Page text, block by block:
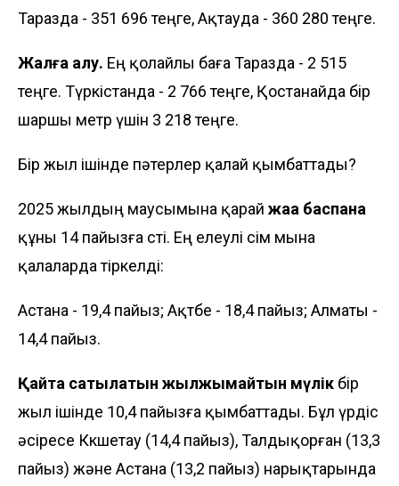
Таразда - 351 696 теңге, Ақтауда - 360 280 теңге.
Жалға алу. Ең қолайлы баға Таразда - 2 515
теңге. Түркістанда - 2 766 теңге, Қостанайда бір
шаршы метр үшін 3 218 теңге.
Бір жыл ішінде пәтерлер қалай қымбаттады?
2025 жылдың маусымына қарай жаңа баспана
құны 14 пайызға өсті. Ең елеулі өсім мына
қалаларда тіркелді:
Астана - 19,4 пайыз; Ақтөбе - 18,4 пайыз; Алматы -
14,4 пайыз.
Қайта сатылатын жылжымайтын мүлік бір
жыл ішінде 10,4 пайызға қымбаттады. Бұл үрдіс
әсіресе Көкшетау (14,4 пайыз), Талдықорған (13,3
пайыз) және Астана (13,2 пайыз) нарықтарында